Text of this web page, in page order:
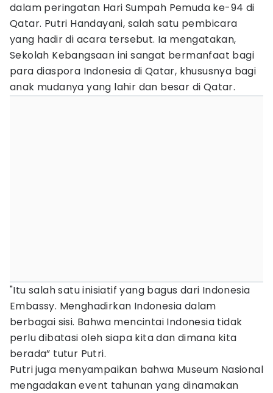
dalam peringatan Hari Sumpah Pemuda ke-94 di
Qatar. Putri Handayani, salah satu pembicara
yang hadir di acara tersebut. Ia mengatakan,
Sekolah Kebangsaan ini sangat bermanfaat bagi
para diaspora Indonesia di Qatar, khususnya bagi
anak mudanya yang lahir dan besar di Qatar.
"Itu salah satu inisiatif yang bagus dari Indonesia
Embassy. Menghadirkan Indonesia dalam
berbagai sisi. Bahwa mencintai Indonesia tidak
perlu dibatasi oleh siapa kita dan dimana kita
berada” tutur Putri.
Putri juga menyampaikan bahwa Museum Nasional
mengadakan event tahunan yang dinamakan